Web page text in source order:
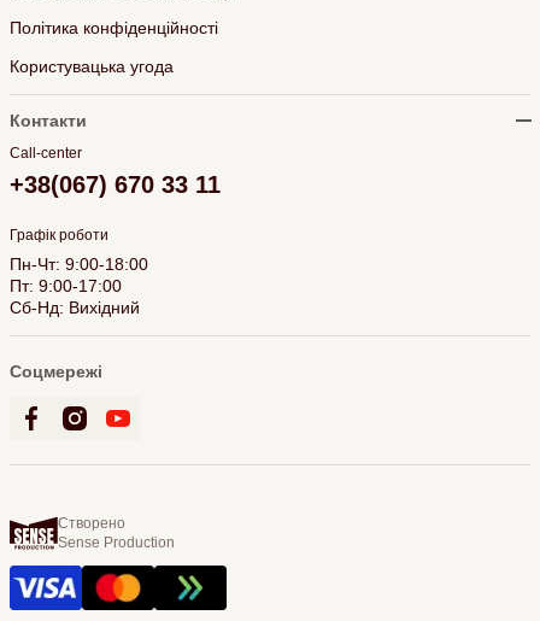
Політика конфіденційності
Користувацька угода
Контакти
Call-center
+38(067) 670 33 11
Графік роботи
Пн-Чт: 9:00-18:00
Пт: 9:00-17:00
Сб-Нд: Вихідний
Соцмережі
Створено
Sense Production